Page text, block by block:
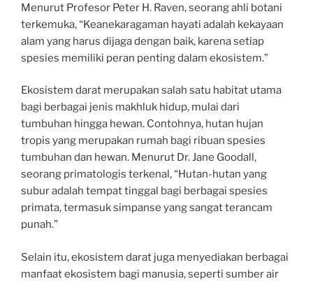
Menurut Profesor Peter H. Raven, seorang ahli botani
terkemuka, “Keanekaragaman hayati adalah kekayaan
alam yang harus dijaga dengan baik, karena setiap
spesies memiliki peran penting dalam ekosistem.”
Ekosistem darat merupakan salah satu habitat utama
bagi berbagai jenis makhluk hidup, mulai dari
tumbuhan hingga hewan. Contohnya, hutan hujan
tropis yang merupakan rumah bagi ribuan spesies
tumbuhan dan hewan. Menurut Dr. Jane Goodall,
seorang primatologis terkenal, “Hutan-hutan yang
subur adalah tempat tinggal bagi berbagai spesies
primata, termasuk simpanse yang sangat terancam
punah.”
Selain itu, ekosistem darat juga menyediakan berbagai
manfaat ekosistem bagi manusia, seperti sumber air